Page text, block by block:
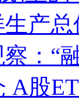
生产
：“
A股